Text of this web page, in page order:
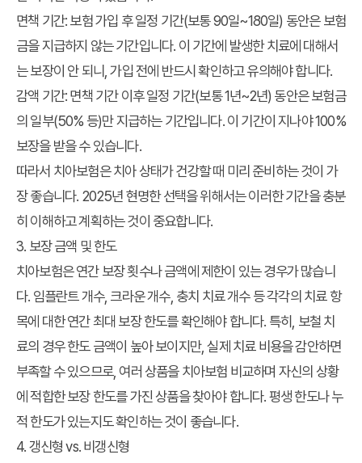
면책 기간: 보험 가입 후 일정 기간(보통 90일~180일) 동안은 보험
금을 지급하지 않는 기간입니다. 이 기간에 발생한 치료에 대해서
는 보장이 안 되니, 가입 전에 반드시 확인하고 유의해야 합니다.
감액 기간: 면책 기간 이후 일정 기간(보통 1년~2년) 동안은 보험금
의 일부(50% 등)만 지급하는 기간입니다. 이 기간이 지나야 100%
보장을 받을 수 있습니다.
따라서 치아보험은 치아 상태가 건강할 때 미리 준비하는 것이 가
장 좋습니다. 2025년 현명한 선택을 위해서는 이러한 기간을 충분
히 이해하고 계획하는 것이 중요합니다.
3. 보장 금액 및 한도
치아보험은 연간 보장 횟수나 금액에 제한이 있는 경우가 많습니
다. 임플란트 개수, 크라운 개수, 충치 치료 개수 등 각각의 치료 항
목에 대한 연간 최대 보장 한도를 확인해야 합니다. 특히, 보철 치
료의 경우 한도 금액이 높아 보이지만, 실제 치료 비용을 감안하면
부족할 수 있으므로, 여러 상품을치아보험 비교하며 자신의 상황
에 적합한 보장 한도를 가진 상품을 찾아야 합니다. 평생 한도나 누
적 한도가 있는지도 확인하는 것이 좋습니다.
4. 갱신형 vs. 비갱신형